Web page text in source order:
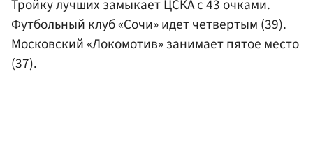
Тройку лучших замыкает ЦСКА с 43 очками.
Футбольный клуб «Сочи» идет четвертым (39).
Московский «Локомотив» занимает пятое место
(37).